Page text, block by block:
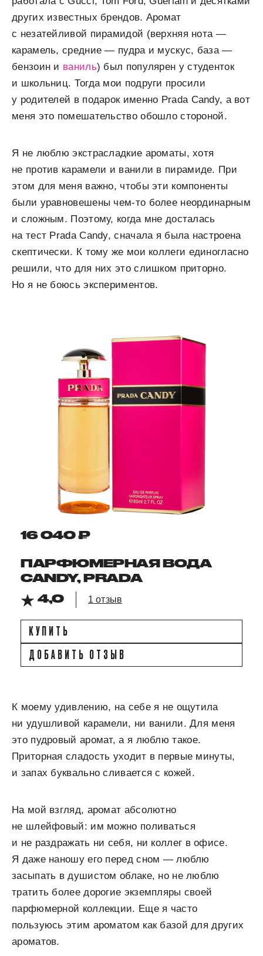
других известных брендов. Аромат
с незатейливой пирамидой (верхняя нота —
карамель, средние — пудра и мускус, база —
бензоин и ваниль) был популярен у студенток
и школьниц. Тогда мои подруги просили
у родителей в подарок именно Prada Candy, а вот
меня это помешательство обошло стороной.
Я не люблю экстрасладкие ароматы, хотя
не против карамели и ванили в пирамиде. При
этом для меня важно, чтобы эти компоненты
были уравновешены чем-то более неординарным
и сложным. Поэтому, когда мне досталась
на тест Prada Candy, сначала я была настроена
скептически. К тому же мои коллеги единогласно
решили, что для них это слишком приторно.
Но я не боюсь экспериментов.
16 040 ₽
ПАРФЮМЕРНАЯ ВОДА
CANDY, PRADA
4,0
1 отзыв
КУПИТЬ
ДОБАВИТЬ ОТЗЫВ
К моему удивлению, на себе я не ощутила
ни удушливой карамели, ни ванили. Для меня
это пудровый аромат, а я люблю такое.
Приторная сладость уходит в первые минуты,
и запах буквально сливается с кожей.
На мой взгляд, аромат абсолютно
не шлейфовый: им можно поливаться
и не раздражать ни себя, ни коллег в офисе.
Я даже наношу его перед сном — люблю
засыпать в душистом облаке, но не люблю
тратить более дорогие экземпляры своей
парфюмерной коллекции. Еще я часто
пользуюсь этим ароматом как базой для других
ароматов.